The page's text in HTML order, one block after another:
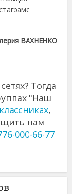
ВАХНЕНКО
Тогда
"Наш
,
нам
000-66-77